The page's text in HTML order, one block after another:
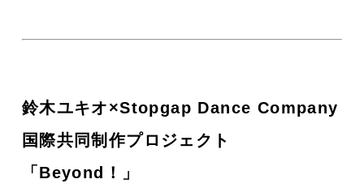
鈴木ユキオ×Stopgap Dance Company
国際共同制作プロジェクト
「Beyond！」